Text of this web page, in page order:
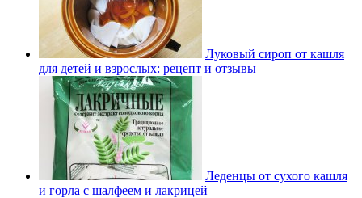
Луковый сироп от кашля
для детей и взрослых: рецепт и отзывы
Леденцы от сухого кашля
и горла с шалфеем и лакрицей